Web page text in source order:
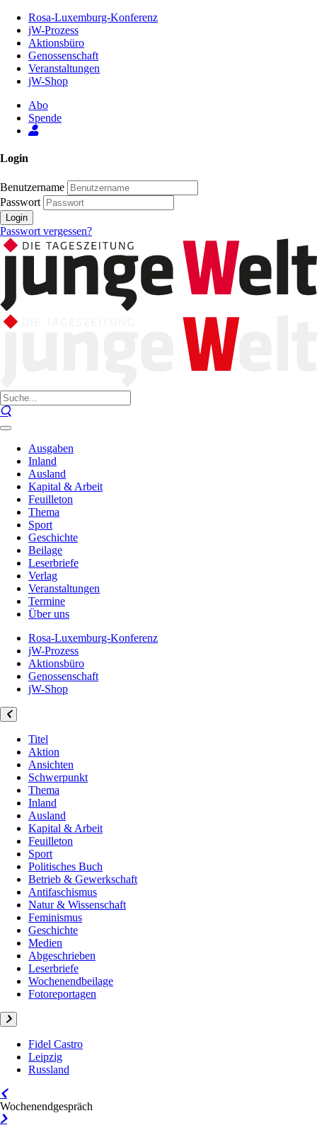
Inhalt
Seite
Rosa-Luxemburg-Konferenz
jW-Prozess
Aktionsbüro
Genossenschaft
Veranstaltungen
jW-Shop
Abo
Spende
Login
Benutzername
Passwort
Login
Passwort vergessen?
Ausgaben
Inland
Ausland
Kapital & Arbeit
Feuilleton
Thema
Sport
Geschichte
Beilage
Leserbriefe
Verlag
Veranstaltungen
Termine
Über uns
Rosa-Luxemburg-Konferenz
jW-Prozess
Aktionsbüro
Genossenschaft
jW-Shop
Titel
Aktion
Ansichten
Schwerpunkt
Thema
Inland
Ausland
Kapital & Arbeit
Feuilleton
Sport
Politisches Buch
Betrieb & Gewerkschaft
Antifaschismus
Natur & Wissenschaft
Feminismus
Geschichte
Medien
Abgeschrieben
Leserbriefe
Wochenendbeilage
Fotoreportagen
Fidel Castro
Leipzig
Russland
Wochenendgespräch